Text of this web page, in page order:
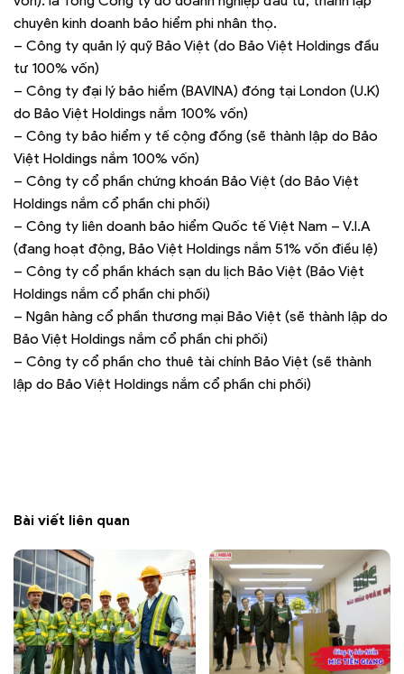
chuyên kinh doanh bảo hiểm phi nhân thọ.
– Công ty quản lý quỹ Bảo Việt (do Bảo Việt Holdings đầu
tư 100% vốn)
– Công ty đại lý bảo hiểm (BAVINA) đóng tại London (U.K)
do Bảo Việt Holdings nắm 100% vốn)
– Công ty bảo hiểm y tế cộng đồng (sẽ thành lập do Bảo
Việt Holdings nắm 100% vốn)
– Công ty cổ phần chứng khoán Bảo Việt (do Bảo Việt
Holdings nắm cổ phần chi phối)
– Công ty liên doanh bảo hiểm Quốc tế Việt Nam – V.I.A
(đang hoạt động, Bảo Việt Holdings nắm 51% vốn điều lệ)
– Công ty cổ phần khách sạn du lịch Bảo Việt (Bảo Việt
Holdings nắm cổ phần chi phối)
– Ngân hàng cổ phần thương mại Bảo Việt (sẽ thành lập do
Bảo Việt Holdings nắm cổ phần chi phối)
– Công ty cổ phần cho thuê tài chính Bảo Việt (sẽ thành
lập do Bảo Việt Holdings nắm cổ phần chi phối)
Bài viết liên quan